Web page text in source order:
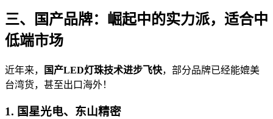
三、国产品牌：崛起中的实力派，适合中
低端市场
近年来， 国产LED灯珠技术进步飞快，部分品牌已经能媲美
台湾货，甚至出口海外！
1. 国星光电、东山精密